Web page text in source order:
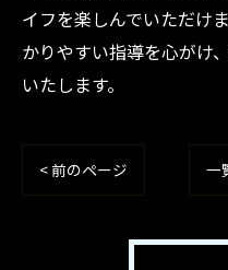
イフを楽しんでいただけ
かりやすい指導を心がけ
いたします。
< 前のページ 一